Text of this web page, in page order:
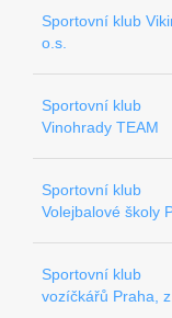
Sportovní klub
o.s.
Sportovní klub
Vinohrady TEAM
Sportovní klub
Volejbalové školy
Sportovní klub
vozíčkářů Praha,